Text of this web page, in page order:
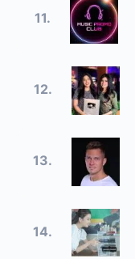
11.
12.
13.
14.